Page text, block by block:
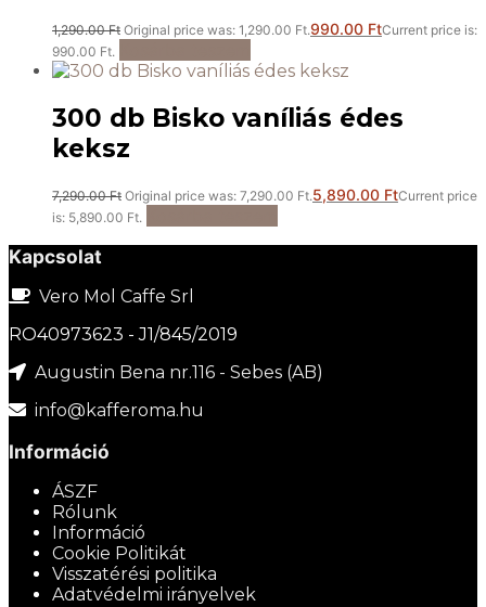
1,290.00Ft Original price was: 1,290.00 Ft.990.00 FtCurrent price is:
990.00 Ft.
300 db Bisko vaníliás édes
keksz
7,290.00Ft Original price was: 7,290.00 Ft.5,890.00 FtCurrent price
is: 5,890.00 Ft.
Kapcsolat
Vero Mol Caffe Srl
RO40973623 - J1/845/2019
Augustin Bena nr.116 - Sebes (AB)
info@kafferoma.hu
Információ
ÁSZF
Rólunk
Információ
Cookie Politikát
Visszatérési politika
Adatvédelmi irányelvek